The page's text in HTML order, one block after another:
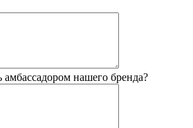
нашего бренда?